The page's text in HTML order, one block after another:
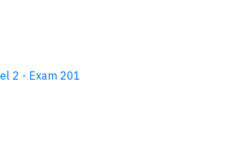
2 - Exam 201